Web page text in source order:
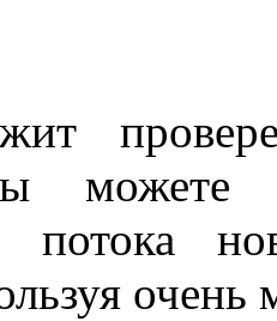
можете
потока
очень